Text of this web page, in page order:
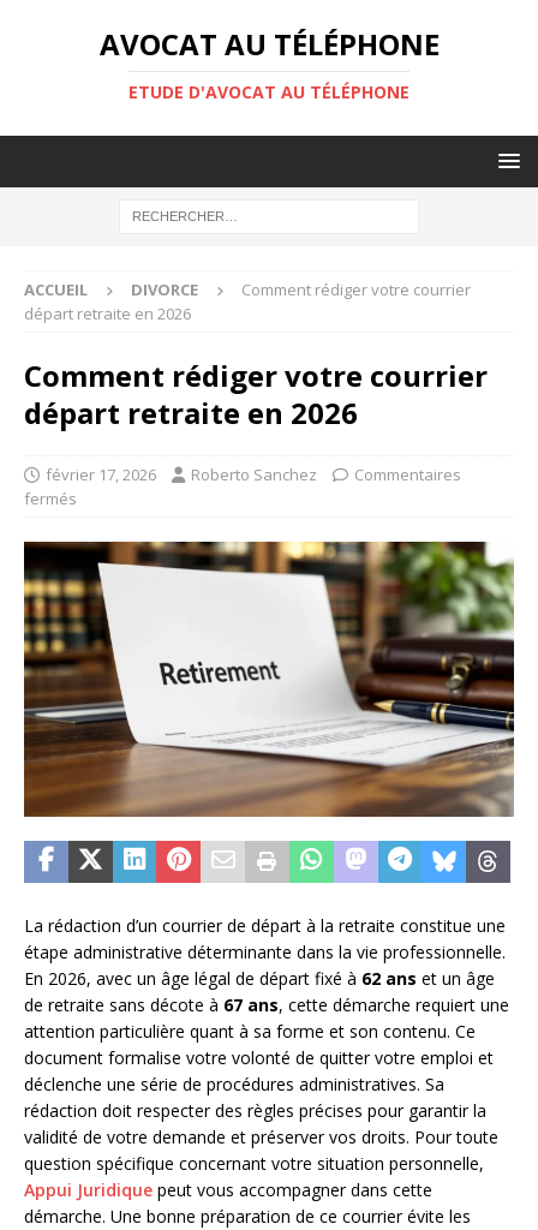
AVOCAT AU TÉLÉPHONE
ETUDE D'AVOCAT AU TÉLÉPHONE
ACCUEIL DIVORCE
Comment rédiger votre courrier
départ retraite en 2026
Comment rédiger votre courrier
départ retraite en 2026
février 17, 2026 Roberto Sanchez
Commentaires
fermés
La rédaction d’un courrier de départ à la retraite constitue une
étape administrative déterminante dans la vie professionnelle.
En 2026, avec un âge légal de départ fixé à 62 ans et un âge
de retraite sans décote à 67 ans, cette démarche requiert une
attention particulière quant à sa forme et son contenu. Ce
document formalise votre volonté de quitter votre emploi et
déclenche une série de procédures administratives. Sa
rédaction doit respecter des règles précises pour garantir la
validité de votre demande et préserver vos droits. Pour toute
question spécifique concernant votre situation personnelle,
Appui Juridique peut vous accompagner dans cette
démarche. Une bonne préparation de ce courrier évite les